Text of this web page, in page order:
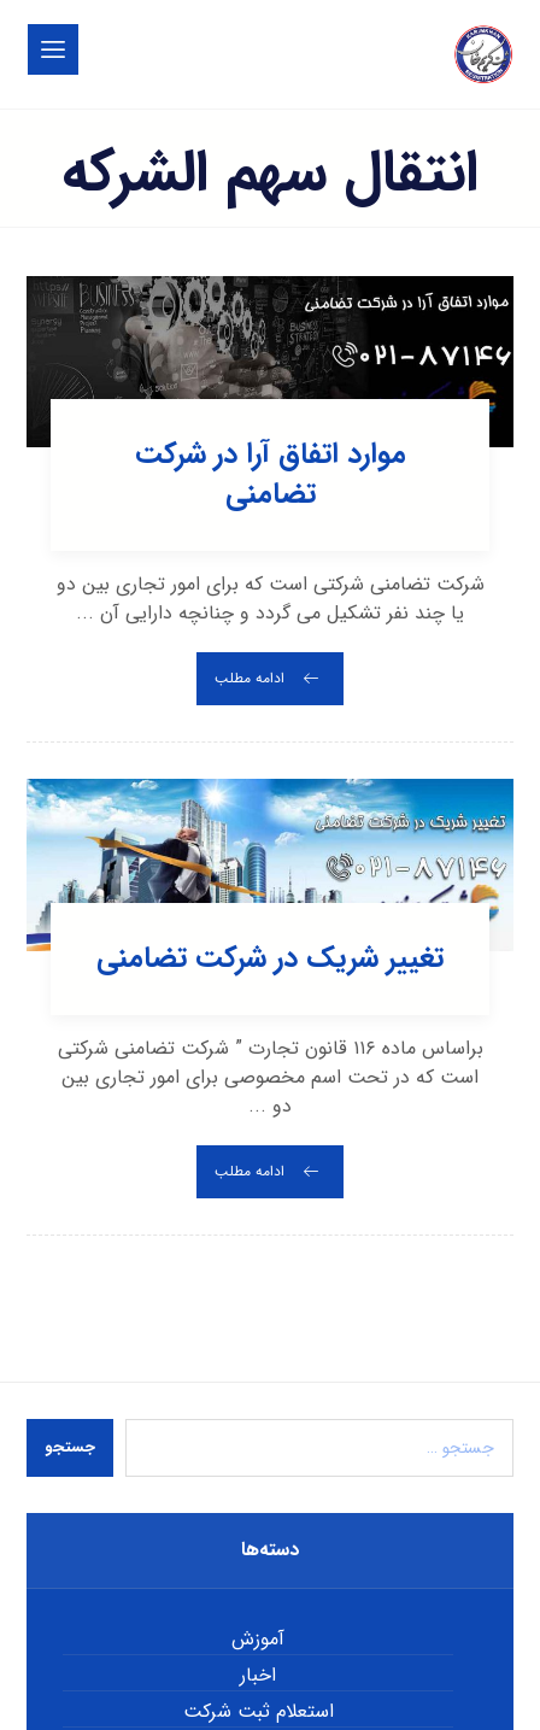
انتقال سهم الشرکه
موارد اتفاق آرا در شرکت
تضامنی
شرکت تضامنی شرکتی است که برای امور تجاری بین دو
یا چند نفر تشکیل می گردد و چنانچه دارایی آن ...
ادامه مطلب
تغییر شریک در شرکت تضامنی
براساس ماده ۱۱۶ قانون تجارت ” شرکت تضامنی شرکتی
است که در تحت اسم مخصوصی برای امور تجاری بین
دو ...
ادامه مطلب
جستجو
دسته‌ها
آموزش
اخبار
استعلام ثبت شرکت